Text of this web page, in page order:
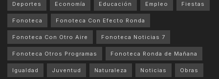
Deportes Economía Educación Empleo Fiestas
Fonoteca Fonoteca Con Efecto Ronda
Fonoteca Con Otro Aire Fonoteca Noticias 7
Fonoteca Otros Programas Fonoteca Ronda de Mañana
Igualdad Juventud Naturaleza Noticias Obras